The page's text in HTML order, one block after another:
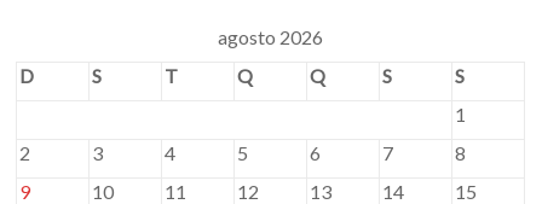
agosto 2026
D
S T Q Q S
S
1
2
3 4 5 6 7
8
9
10 11 12 13 14
15